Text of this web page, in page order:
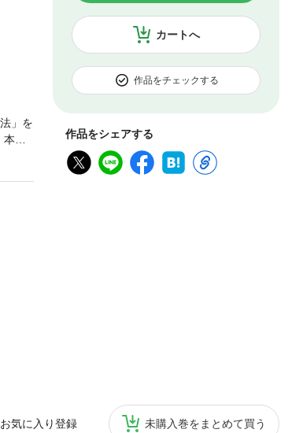
カートへ
作品をチェックする
作品をシェアする
お気に入り登録 未購入巻をまとめて買う
」を
書
師
で
喜